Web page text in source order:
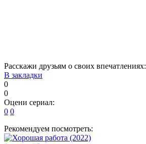
Расскажи друзьям о своих впечатлениях:
В закладки
0
0
Оцени сериал:
0 0
Рекомендуем посмотреть: